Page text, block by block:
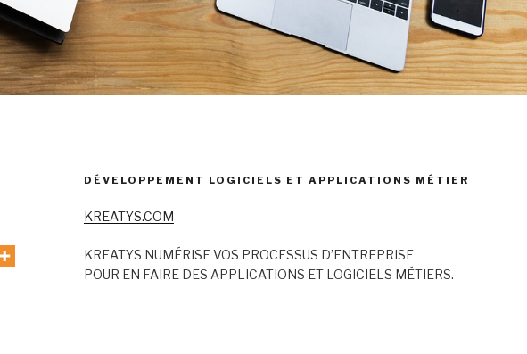
DÉVELOPPEMENT LOGICIELS ET APPLICATIONS MÉTIER
KREATYS.COM
KREATYS NUMÉRISE VOS PROCESSUS D’ENTREPRISE
POUR EN FAIRE DES APPLICATIONS ET LOGICIELS MÉTIERS.